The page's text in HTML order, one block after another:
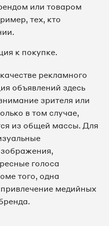
или товаром
тех, кто
к покупке.
рекламного
объявлений здесь
зрителя или
в том случае,
из общей массы. Для
голоса
того, одна
медийных